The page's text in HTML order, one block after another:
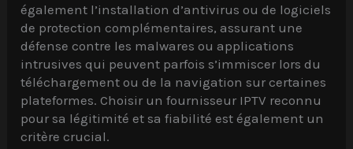
également l’installation d’antivirus ou de logiciels
de protection complémentaires, assurant une
défense contre les malwares ou applications
intrusives qui peuvent parfois s’immiscer lors du
téléchargement ou de la navigation sur certaines
plateformes. Choisir un fournisseur IPTV reconnu
pour sa légitimité et sa fiabilité est également un
critère crucial.